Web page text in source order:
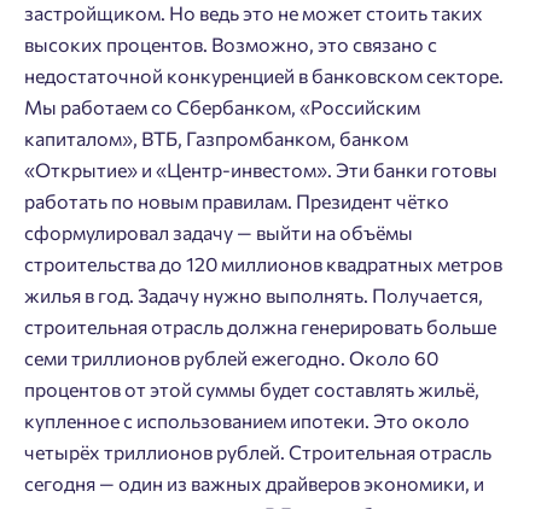
застройщиком. Но ведь это не может стоить таких
высоких процентов. Возможно, это связано с
недостаточной конкуренцией в банковском секторе.
Мы работаем со Сбербанком, «Российским
капиталом», ВТБ, Газпромбанком, банком
«Открытие» и «Центр-инвестом». Эти банки готовы
работать по новым правилам. Президент чётко
сформулировал задачу — выйти на объёмы
строительства до 120 миллионов квадратных метров
жилья в год. Задачу нужно выполнять. Получается,
строительная отрасль должна генерировать больше
семи триллионов рублей ежегодно. Около 60
процентов от этой суммы будет составлять жильё,
купленное с использованием ипотеки. Это около
четырёх триллионов рублей. Строительная отрасль
сегодня — один из важных драйверов экономики, и